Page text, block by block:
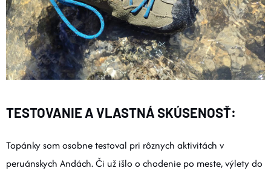
TESTOVANIE A VLASTNÁ SKÚSENOSŤ:
Topánky som osobne testoval pri rôznych aktivitách v
peruánskych Andách. Či už išlo o chodenie po meste, výlety do